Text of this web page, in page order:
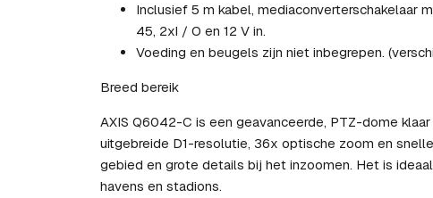
Inclusief 5 m kabel,
45, 2xI / O en 12 V in.
Voeding en beugels zijn niet inbegrepen.
Breed bereik
AXIS Q6042-C is een geavanceerde, PTZ-dome
uitgebreide D1-resolutie, 36x optische zoom en
gebied en grote details bij het inzoomen. Het is
havens en stadions.